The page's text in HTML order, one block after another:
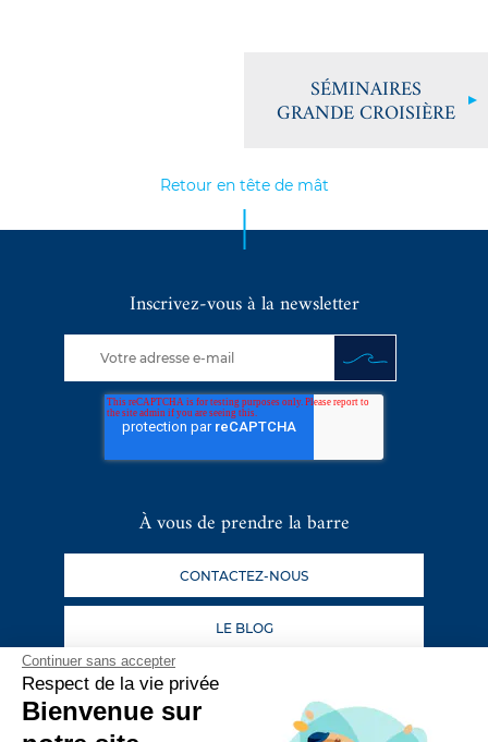
Continuer sans accepter
Respect de la vie privée
Bienvenue sur
SÉMINAIRES
GRANDE CROISIÈRE
Inscrivez-vous à la newsletter
À vous de prendre la barre
CONTACTEZ-NOUS
LE BLOG
Suivez nos aventures
Retour en tête de mât